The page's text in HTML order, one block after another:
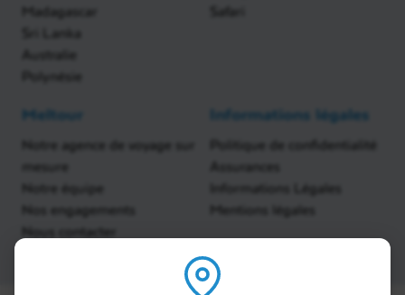
Madagascar
Sri Lanka
Australie
Polynésie
Safari
Meltour
Notre agence de voyage sur
mesure
Notre équipe
Nos engagements
Nous contacter
Informations légales
Politique de confidentialité
Assurances
Informations Légales
Mentions légales